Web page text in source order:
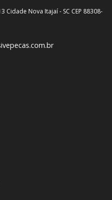
Cidade Nova Itajaí - SC CEP 88308-